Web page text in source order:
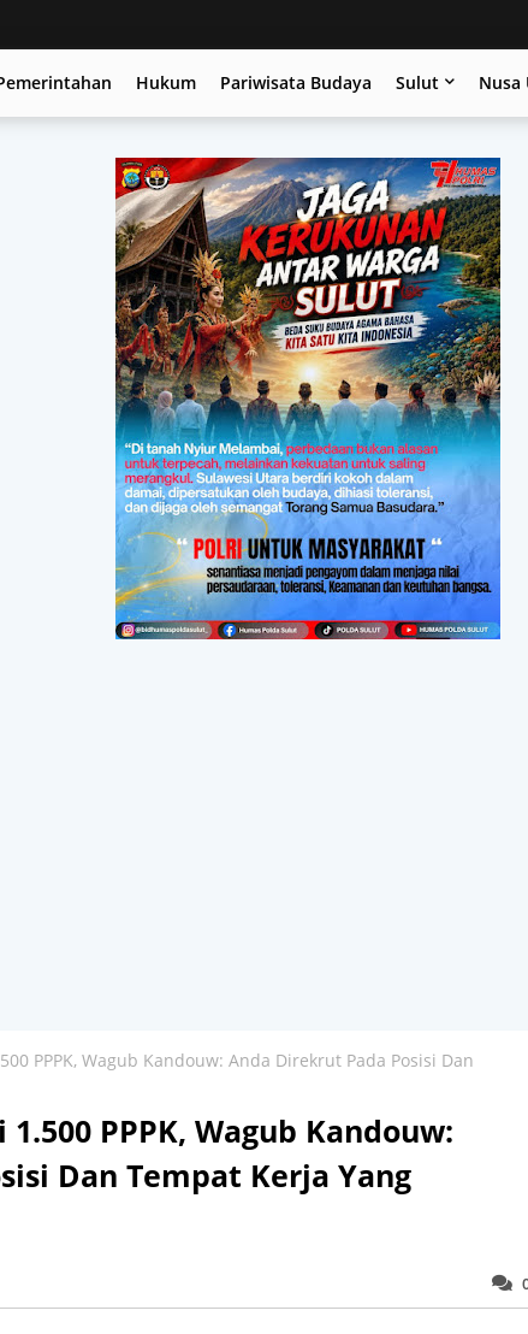
Hukum Pariwisata Budaya Sulut Nusa
PPPK, Wagub Kandouw: Anda Direkrut Pada Posisi Dan
PPPK, Wagub Kandouw:
Dan Tempat Kerja Yang